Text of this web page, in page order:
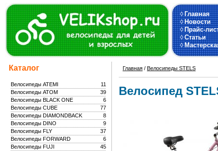
◊Главная
◊Новости
◊Прайс-
◊Статьи
◊
Каталог
11
Велосипеды ATEMI
39
Велосипеды ATOM
6
Велосипеды BLACK ONE
77
Велосипеды CUBE
8
Велосипеды DIAMONDBACK
9
Велосипеды DINO
37
Велосипеды FLY
6
Велосипеды FORWARD
45
Велосипеды FUJI
Главная / Велосипеды STELS
Велосипед